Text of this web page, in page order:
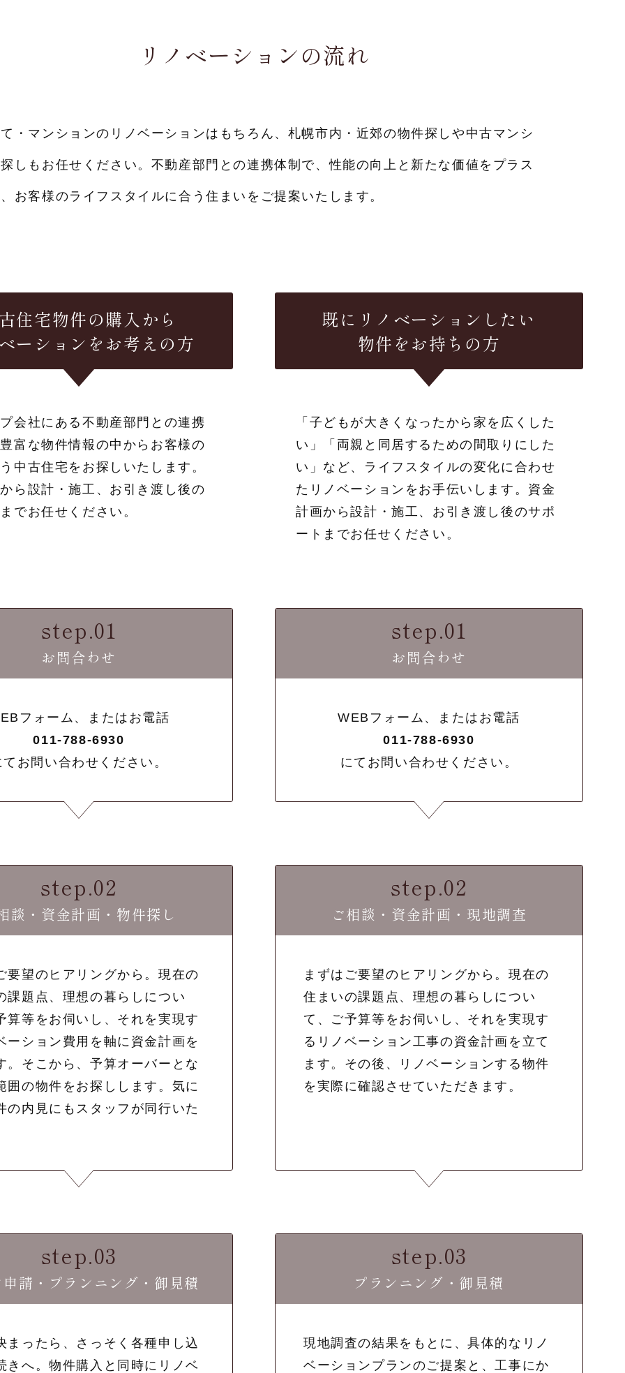
リノベーションの流れ
・マンションのリノベーションはもちろん、札幌市内・近郊の物件探しや中古マンシ
しもお任せください。不動産部門との連携体制で、性能の向上と新たな価値をプラス
お客様のライフスタイルに合う住まいをご提案いたします。
住宅物件の購入から
ーションをお考えの方
会社にある不動産部門との連携
富な物件情報の中からお客様の
中古住宅をお探しいたします。
ら設計・施工、お引き渡し後の
でお任せください。
既にリノベーションしたい
物件をお持ちの方
「子どもが大きくなったから家を広くした
い」「両親と同居するための間取りにした
い」など、ライフスタイルの変化に合わせ
たリノベーションをお手伝いします。資金
計画から設計・施工、お引き渡し後のサポ
ートまでお任せください。
step.01
お問合わせ
フォーム、またはお電話
011-788-6930
てお問い合わせください。
step.01
お問合わせ
WEBフォーム、またはお電話
011-788-6930
にてお問い合わせください。
step.02
談・資金計画・物件探し
要望のヒアリングから。現在の
課題点、理想の暮らしについ
算等をお伺いし、それを実現す
ーション費用を軸に資金計画を
。そこから、予算オーバーとな
囲の物件をお探しします。気に
の内見にもスタッフが同行いた
step.02
ご相談・資金計画・現地調査
まずはご要望のヒアリングから。現在の
住まいの課題点、理想の暮らしについ
て、ご予算等をお伺いし、それを実現す
るリノベーション工事の資金計画を立て
ます。その後、リノベーションする物件
を実際に確認させていただきます。
step.03
請・プランニング・御見積
まったら、さっそく各種申し込
きへ。物件購入と同時にリノベ
step.03
プランニング・御見積
現地調査の結果をもとに、具体的なリノ
ベーションプランのご提案と、工事にか